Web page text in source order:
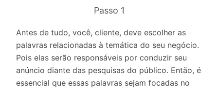
Passo 1
Antes de tudo, você, cliente, deve escolher as
palavras relacionadas à temática do seu negócio.
Pois elas serão responsáveis por conduzir seu
anúncio diante das pesquisas do público. Então, é
essencial que essas palavras sejam focadas no